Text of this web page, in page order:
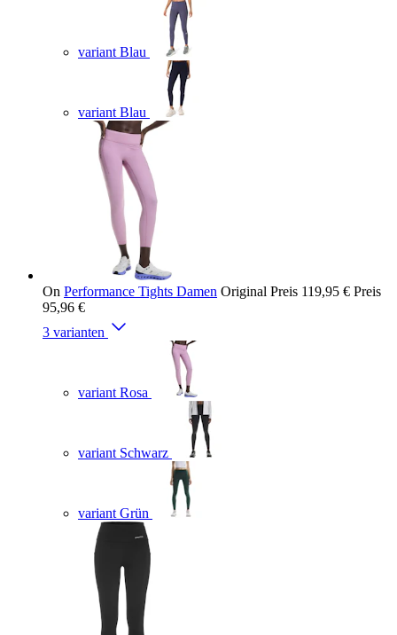
variant Blau
variant Blau
On Performance Tights Damen Original Preis 119,95 € Preis
95,96 €
3 varianten
variant Rosa
variant Schwarz
variant Grün